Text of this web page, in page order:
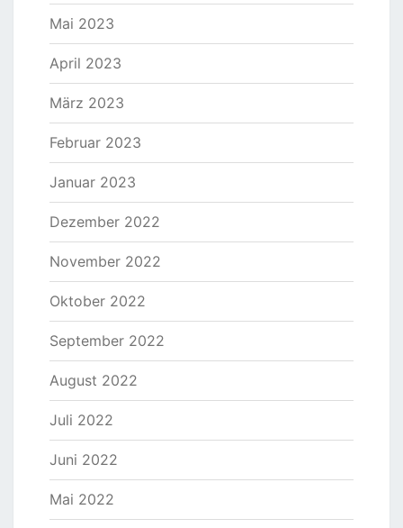
Mai 2023
April 2023
März 2023
Februar 2023
Januar 2023
Dezember 2022
November 2022
Oktober 2022
September 2022
August 2022
Juli 2022
Juni 2022
Mai 2022